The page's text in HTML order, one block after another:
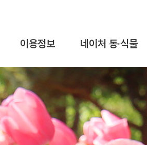
이용정보
이용요금&시간
이용안내
가이드맵
오시는길
네이처 동·식물
식물탐구